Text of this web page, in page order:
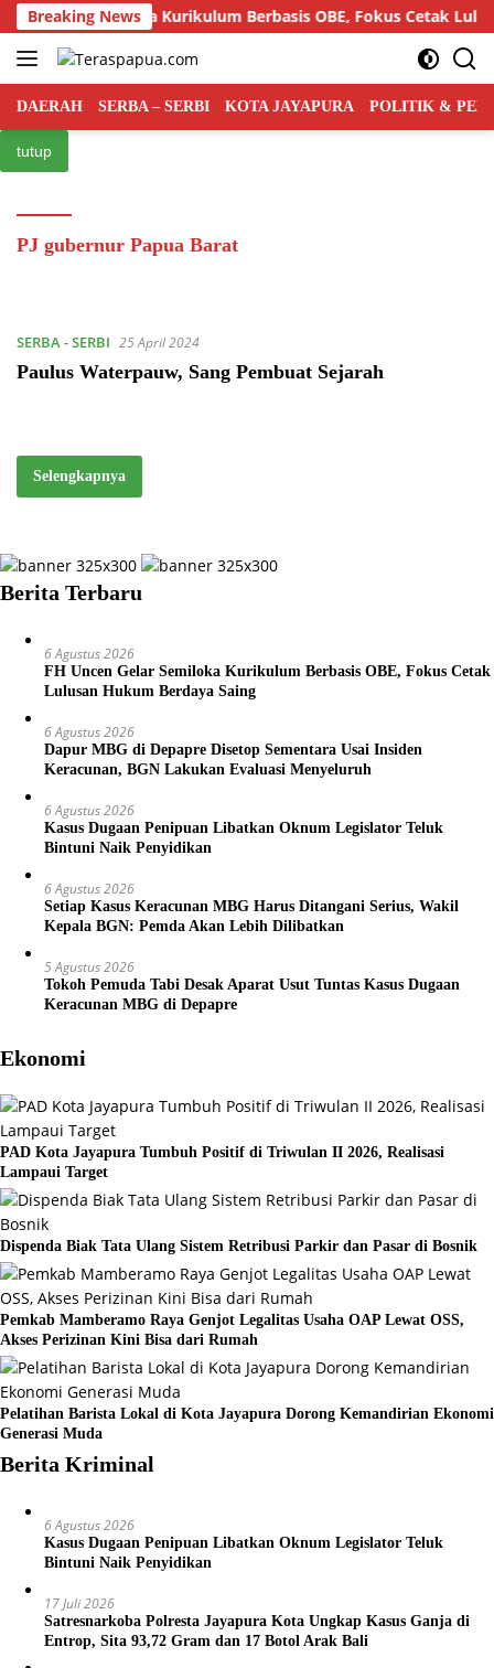
Langsung
ke
konten
Breaking News
Gelar Semiloka Kurikulum Berbasis OBE, Fokus Cetak
DAERAH SERBA – SERBI KOTA JAYAPURA POLITIK &
tutup
PJ gubernur Papua Barat
SERBA - SERBI 25 April 2024
Paulus Waterpauw, Sang Pembuat Sejarah
Selengkapnya
Berita Terbaru
6 Agustus 2026
FH Uncen Gelar Semiloka Kurikulum Berbasis OBE, Fokus Cetak
Lulusan Hukum Berdaya Saing
6 Agustus 2026
Dapur MBG di Depapre Disetop Sementara Usai Insiden
Keracunan, BGN Lakukan Evaluasi Menyeluruh
6 Agustus 2026
Kasus Dugaan Penipuan Libatkan Oknum Legislator Teluk
Bintuni Naik Penyidikan
6 Agustus 2026
Setiap Kasus Keracunan MBG Harus Ditangani Serius, Wakil
Kepala BGN: Pemda Akan Lebih Dilibatkan
5 Agustus 2026
Tokoh Pemuda Tabi Desak Aparat Usut Tuntas Kasus Dugaan
Keracunan MBG di Depapre
Ekonomi
PAD Kota Jayapura Tumbuh Positif di Triwulan II 2026, Realisasi
Lampaui Target
Dispenda Biak Tata Ulang Sistem Retribusi Parkir dan Pasar di Bosnik
Pemkab Mamberamo Raya Genjot Legalitas Usaha OAP Lewat OSS,
Akses Perizinan Kini Bisa dari Rumah
Pelatihan Barista Lokal di Kota Jayapura Dorong Kemandirian Ekonomi
Generasi Muda
Berita Kriminal
6 Agustus 2026
Kasus Dugaan Penipuan Libatkan Oknum Legislator Teluk
Bintuni Naik Penyidikan
17 Juli 2026
Satresnarkoba Polresta Jayapura Kota Ungkap Kasus Ganja di
Entrop, Sita 93,72 Gram dan 17 Botol Arak Bali